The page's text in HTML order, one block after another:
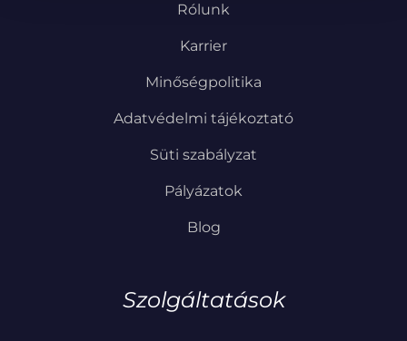
Rólunk
Karrier
Minőségpolitika
Adatvédelmi tájékoztató
Süti szabályzat
Pályázatok
Blog
Szolgáltatások